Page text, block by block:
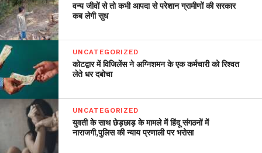
वन्य जीवों से तो कभी आपदा से परेशान ग्रामीणों की सरकार
कब लेगी सुध
UNCATEGORIZED
कोटद्वार में विजिलेंस ने अग्निशमन के एक कर्मचारी को रिश्वत
लेते धर दबोचा
UNCATEGORIZED
युवती के साथ छेड़छाड़ के मामले में हिंदू संगठनों में
नाराजगी,पुलिस की न्याय प्रणाली पर भरोसा